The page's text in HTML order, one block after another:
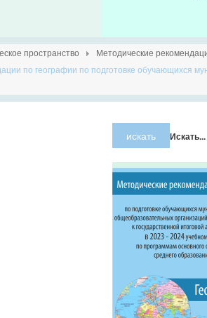
пространство
Методические
по географии по подготовке обучающихся
искать Искать...